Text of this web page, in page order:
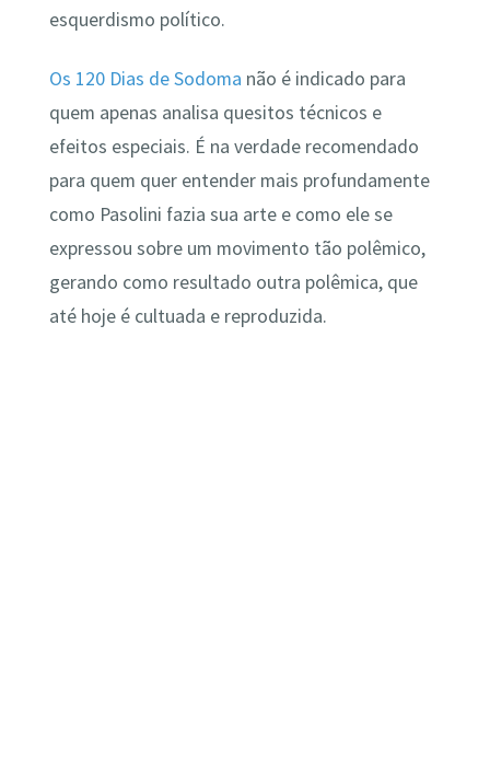
esquerdismo político.
Os 120 Dias de Sodoma não é indicado para
quem apenas analisa quesitos técnicos e
efeitos especiais. É na verdade recomendado
para quem quer entender mais profundamente
como Pasolini fazia sua arte e como ele se
expressou sobre um movimento tão polêmico,
gerando como resultado outra polêmica, que
até hoje é cultuada e reproduzida.